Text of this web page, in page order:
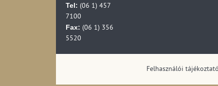
Postai és
(1990-2006)
Tel: (06 1) 457
7100
Fax: (06 1) 356
5520
Felhasználói